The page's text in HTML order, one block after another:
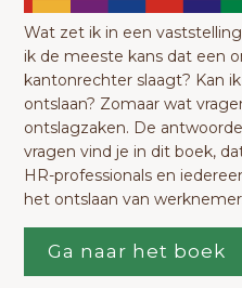
Wat zet ik in een
ik de meeste kans dat een
kantonrechter slaagt? Kan
ontslaan? Zomaar wat
ontslagzaken. De
vragen vind je in dit boek,
HR-professionals en
het ontslaan van
Ga naar het boek